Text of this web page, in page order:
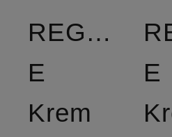
E
Krem
E